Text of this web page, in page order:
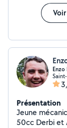
Enzo
Présentation
Jeune
50cc Derbi et Am6 Diagnostic véhicule